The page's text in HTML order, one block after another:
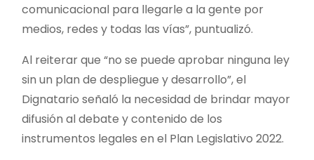
comunicacional para llegarle a la gente por
medios, redes y todas las vías”, puntualizó.
Al reiterar que “no se puede aprobar ninguna ley
sin un plan de despliegue y desarrollo”, el
Dignatario señaló la necesidad de brindar mayor
difusión al debate y contenido de los
instrumentos legales en el Plan Legislativo 2022.